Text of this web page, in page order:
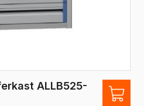
ALLB525-